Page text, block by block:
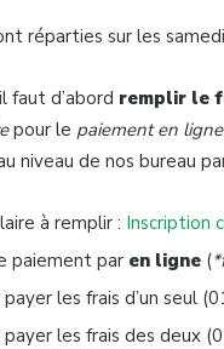
réparties sur les
faut d’abord remplir le
pour le paiement en ligne
niveau de nos bureau
à remplir : Inscription
paiement par en ligne (
payer les frais d’un seul
payer les frais des deux